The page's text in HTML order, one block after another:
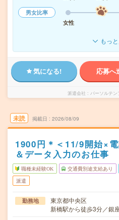
男女比率
女性
もっ
気になる! 応募へ
派遣会社 パーソルテン
未読 掲載日 2026/08/09
1900円＊＜11/9開始×
＆データ入力のお仕事
職種未経験OK 交通費別途支給あり
派遣
勤務地
東京都中央区
新橋駅から徒歩3分／銀